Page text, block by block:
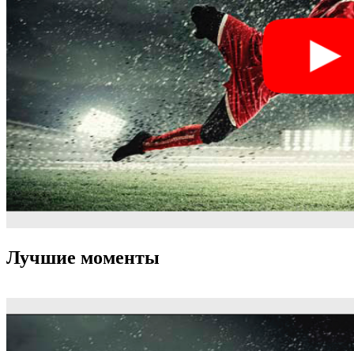
Лучшие моменты